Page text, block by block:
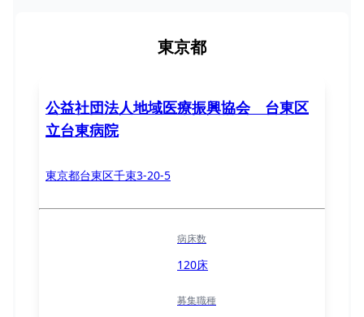
東京都
公益社団法人地域医療振興協会 台東区
立台東病院
東京都台東区千束3-20-5
病床数
120床
募集職種